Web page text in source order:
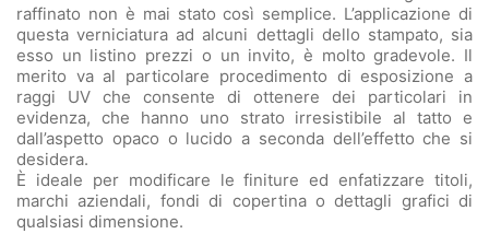
raffinato non è mai stato così semplice. L’applicazione di
questa verniciatura ad alcuni dettagli dello stampato, sia
esso un listino prezzi o un invito, è molto gradevole. Il
merito va al particolare procedimento di esposizione a
raggi UV che consente di ottenere dei particolari in
evidenza, che hanno uno strato irresistibile al tatto e
dall’aspetto opaco o lucido a seconda dell’effetto che si
desidera.
È ideale per modificare le finiture ed enfatizzare titoli,
marchi aziendali, fondi di copertina o dettagli grafici di
qualsiasi dimensione.